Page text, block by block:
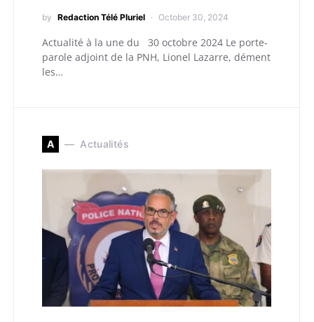
by Redaction Télé Pluriel October 30, 2024
Actualité à la une du 30 octobre 2024 Le porte-
parole adjoint de la PNH, Lionel Lazarre, dément
les…
A Actualités